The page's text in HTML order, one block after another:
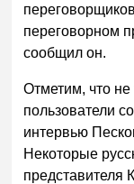
переговорном
сообщил он.
Отметим, что
пользователи
интервью
Некоторые
представителя